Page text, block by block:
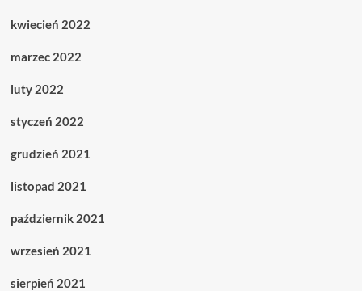
kwiecień 2022
marzec 2022
luty 2022
styczeń 2022
grudzień 2021
listopad 2021
październik 2021
wrzesień 2021
sierpień 2021